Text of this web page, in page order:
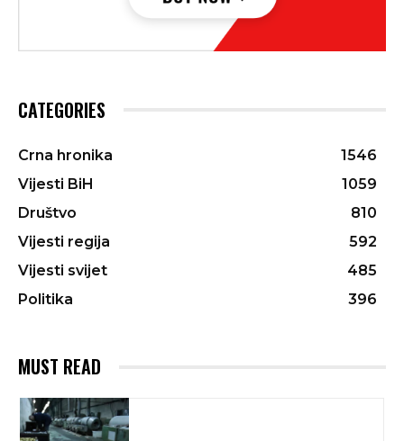
CATEGORIES
Crna hronika
1546
Vijesti BiH
1059
Društvo
810
Vijesti regija
592
Vijesti svijet
485
Politika
396
MUST READ